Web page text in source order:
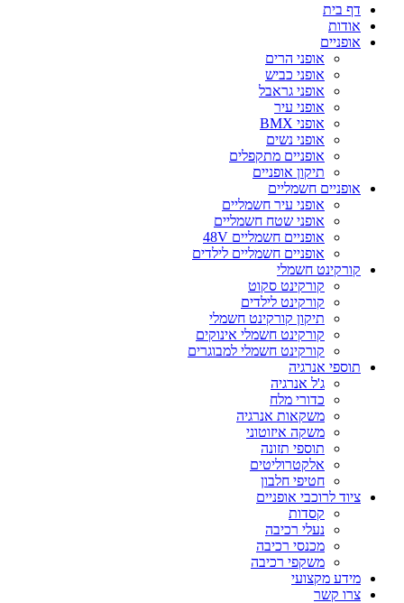
דף בית
אודות
אופניים
אופני הרים
אופני כביש
אופני גראבל
אופני עיר
אופני BMX
אופני נשים
אופניים מתקפלים
תיקון אופניים
אופניים חשמליים
אופני עיר חשמליים
אופני שטח חשמליים
אופניים חשמליים 48V
אופניים חשמליים לילדים
קורקינט חשמלי
קורקינט סקוט
קורקינט לילדים
תיקון קורקינט חשמלי
קורקינט חשמלי אינוקים
קורקינט חשמלי למבוגרים
תוספי אנרגיה
ג'ל אנרגיה
כדורי מלח
משקאות אנרגיה
משקה איזוטוני
תוספי תזונה
אלקטרוליטים
חטיפי חלבון
ציוד לרוכבי אופניים
קסדות
נעלי רכיבה
מכנסי רכיבה
משקפי רכיבה
מידע מקצועי
צרו קשר